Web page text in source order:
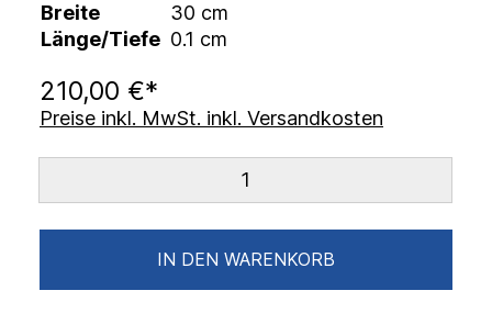
Breite
30 cm
Länge/Tiefe 0.1 cm
210,00 €*
Preise inkl. MwSt. inkl. Versandkosten
IN DEN WARENKORB